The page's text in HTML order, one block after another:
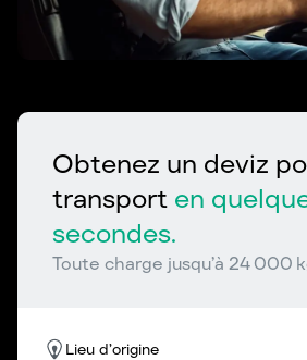
Obtenez un deviz
transport en
secondes.
Toute charge jusqu’à 24 000
Lieu d’origine